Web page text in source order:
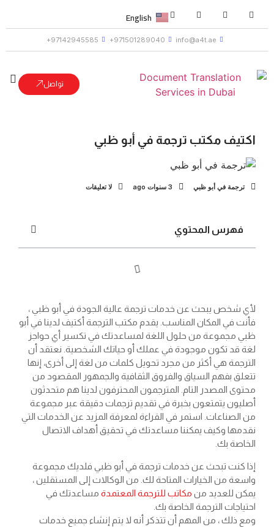
info@a4t.ae
971501289040+
97142945585+
English
تواصل
اكتيف مكتب ترجمة في أبو ظبي
ترجمة في أبو ظبي 3 سنوات ago لا تعليقات
فهرس المحتوي
لأي شخص يبحث عن خدمات ترجمة عالية الجودة في أبو ظبي ،
فأنت في المكان المناسب. يقدم مكتب الترجمة أكتيف لدينا في أبو
ظبي مجموعة من حلول اللغة لمساعدتك في تكسير أي حواجز
لغة قد تكون موجودة في عملك أو حياتك الشخصية. نعتقد أن
الترجمة هي أكثر من مجرد تحويل كلمات من لغة إلى أخرى، إنها
تتعلق بفهم السياق والفروق الثقافية والجمهور المقصود من
محتوى المصدر التام. المترجمون المحترفون لدينا هم متحدثون
أصليون يتمتعون بخبرة في تقديم ترجمات دقيقة عبر مجموعة
من الصناعات. استمر في القراءة لمعرفة المزيد عن الخدمات التي
نقدمها وكيف يمكننا مساعدتك في تحقيق أهداف الاتصال
الخاصة بك.
إذا كنت تبحث عن خدمات ترجمة في أبو ظبي فلديك مجموعة
واسعة من الخيارات المتاحة لك. من الوكالات إلى المستقلين ،
يمكن للعديد من مكاتب للترجمة المعتمدة مساعدتك في
احتياجات الترجمة الخاصة بك.
ومع ذلك ، من المهم أن تتذكر أنه لا يتم إنشاء جميع خدمات